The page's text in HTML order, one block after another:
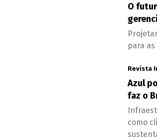
O
para
Revista
Azul
faz o
como